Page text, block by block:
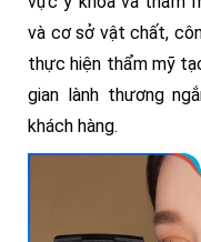
và cơ sở vật chất,
thực hiện thẩm mỹ
gian lành thương
khách hàng.